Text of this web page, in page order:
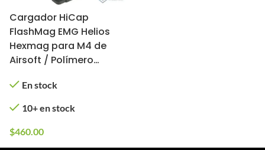
Cargador HiCap
FlashMag EMG Helios
Hexmag para M4 de
Airsoft / Polímero
En stock
10+ en stock
$460.00